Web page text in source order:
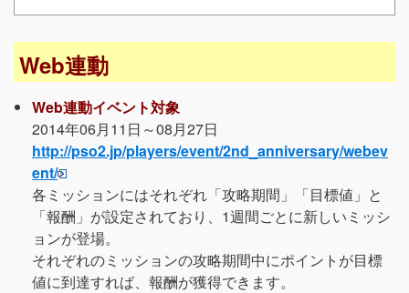
Web連動
Web連動イベント対象
2014年06月11日～08月27日
http://pso2.jp/players/event/2nd_anniversary/webev
ent/
各ミッションにはそれぞれ「攻略期間」「目標値」と
「報酬」が設定されており、1週間ごとに新しいミッシ
ョンが登場。
それぞれのミッションの攻略期間中にポイントが目標
値に到達すれば、報酬が獲得できます。